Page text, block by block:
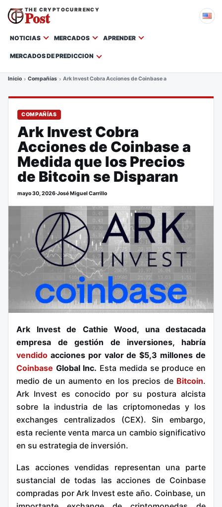
THE CRYPTOCURRENCY
Post
NOTICIAS MERCADOS APRENDER
MERCADOS DE PREDICCION
Inicio Compañías Ark Invest Cobra Acciones de Coinbase a Medida que los
COMPAÑÍAS
Ark Invest Cobra
Acciones de Coinbase a
Medida que los Precios
de Bitcoin se Disparan
mayo 30, 2026·José Miguel Carrillo
Ark Invest de Cathie Wood, una destacada
empresa de gestión de inversiones, habría
vendido acciones por valor de $5,3 millones de
Coinbase Global Inc. Esta medida se produce en
medio de un aumento en los precios de Bitcoin.
Ark Invest es conocido por su postura alcista
sobre la industria de las criptomonedas y los
exchanges centralizados (CEX). Sin embargo,
esta reciente venta marca un cambio significativo
en su estrategia de inversión.
Las acciones vendidas representan una parte
sustancial de todas las acciones de Coinbase
compradas por Ark Invest este año. Coinbase, un